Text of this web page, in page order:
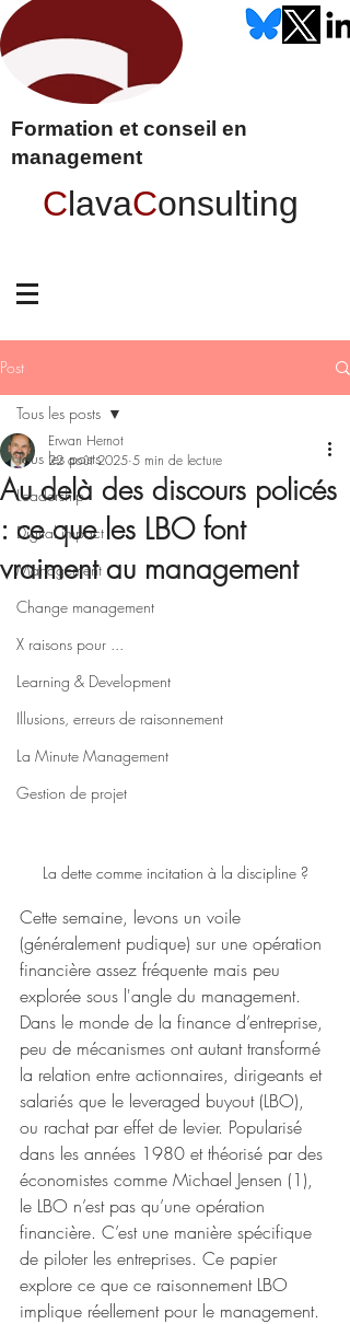
Formation et conseil en
management
ClavaConsulting
Post
Tous les posts
Leadership
Digital impact
Management
Change management
X raisons pour ...
Learning & Development
Illusions, erreurs de raisonnement
La Minute Management
Gestion de projet
Tous les posts
Au delà des discours policés
: ce que les LBO font
vraiment au management
Erwan Hernot
22 août 2025 5 min de lecture
La dette comme incitation à la discipline ?
Cette semaine, levons un voile
(généralement pudique) sur une opération
financière assez fréquente mais peu
explorée sous l'angle du management.
Dans le monde de la finance d’entreprise,
peu de mécanismes ont autant transformé
la relation entre actionnaires, dirigeants et
salariés que le leveraged buyout (LBO),
ou rachat par effet de levier. Popularisé
dans les années 1980 et théorisé par des
économistes comme Michael Jensen (1),
le LBO n’est pas qu’une opération
financière. C’est une manière spécifique
de piloter les entreprises. Ce papier
explore ce que ce raisonnement LBO
implique réellement pour le management.